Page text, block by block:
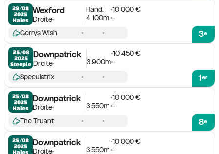
29/08
2025
Haies
Wexford
Droite
Hand.
10 000 €
4 100m -
3e
Gerrys Wish
25/08
2025
Steeple
Downpatrick
Droite
10 450 €
3 900m -
1er
Speculatrix
25/08
2025
Haies
Downpatrick
Droite
10 000 €
3 550m -
8e
The Truant
25/08
2025
Haies
Downpatrick
Droite
10 000 €
3 550m -